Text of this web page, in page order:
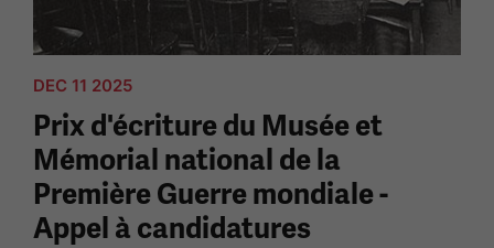
DEC 11 2025
Prix ​​d'écriture du Musée et
Mémorial national de la
Première Guerre mondiale -
Appel à candidatures